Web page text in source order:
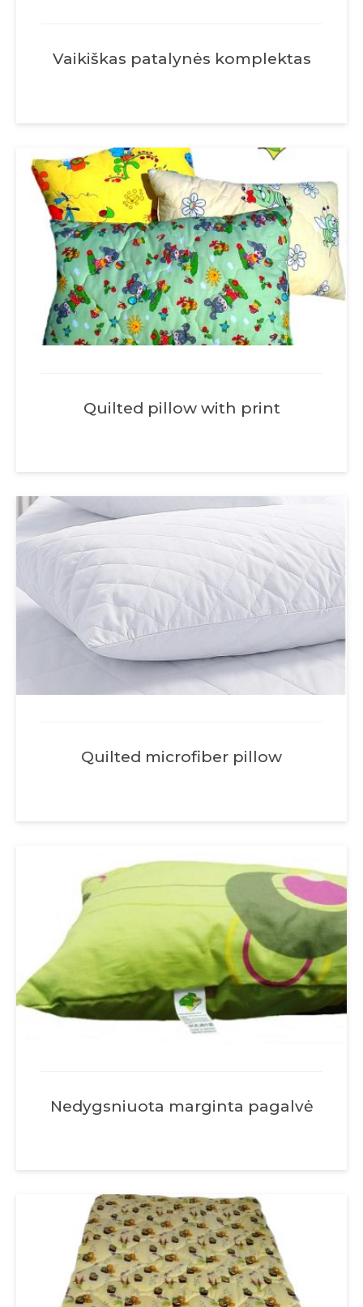
Vaikiškas patalynės komplektas
Quilted pillow with print
Quilted microfiber pillow
Nedygsniuota marginta pagalvė